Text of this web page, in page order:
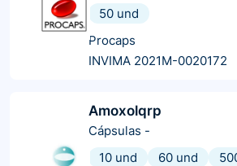
50 und
Procaps
INVIMA 2021M-0020172
Amoxolqrp
Cápsulas -
10 und
60 und